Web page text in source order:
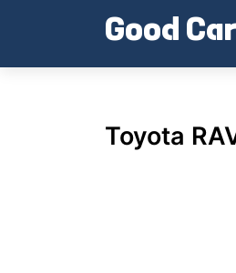
Good Car
Toyota